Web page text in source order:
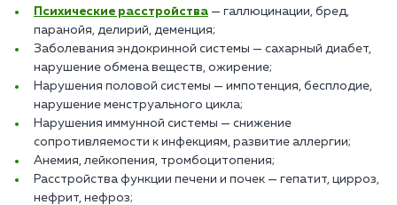
Психические расстройства — галлюцинации, бред,
паранойя, делирий, деменция;
Заболевания эндокринной системы — сахарный диабет,
нарушение обмена веществ, ожирение;
Нарушения половой системы — импотенция, бесплодие,
нарушение менструального цикла;
Нарушения иммунной системы — снижение
сопротивляемости к инфекциям, развитие аллергии;
Анемия, лейкопения, тромбоцитопения;
Расстройства функции печени и почек — гепатит, цирроз,
нефрит, нефроз;